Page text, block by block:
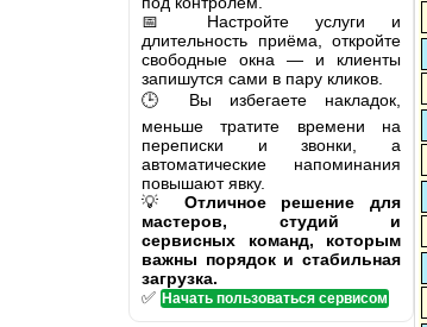
📅 Настройте услуги и
длительность приёма, откройте
свободные окна — и клиенты
запишутся сами в пару кликов.
🕒 Вы избегаете накладок,
меньше тратите времени на
переписки и звонки, а
автоматические напоминания
повышают явку.
💡 Отличное решение для
мастеров, студий и
сервисных команд, которым
важны порядок и стабильная
загрузка.
✅ Начать пользоваться сервисом